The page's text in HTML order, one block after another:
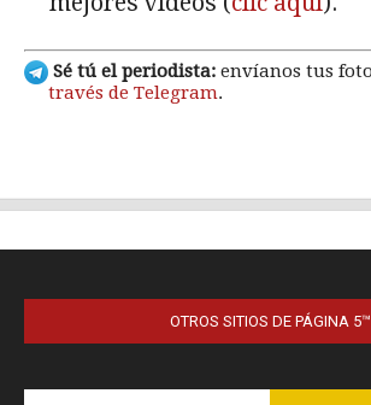
OTROS SITIOS DE PÁGINA 5™